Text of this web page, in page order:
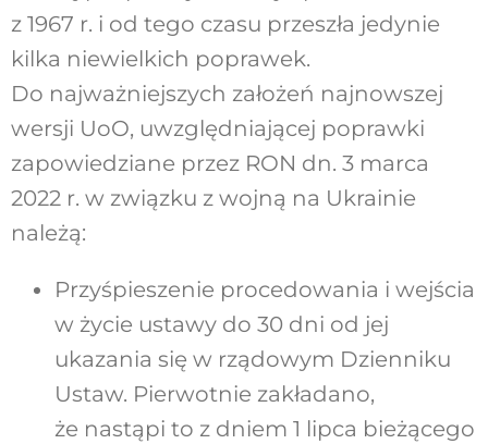
z 1967 r. i od tego czasu przeszła jedynie
kilka niewielkich poprawek.
Do najważniejszych założeń najnowszej
wersji UoO, uwzględniającej poprawki
zapowiedziane przez RON dn. 3 marca
2022 r. w związku z wojną na Ukrainie
należą:
Przyśpieszenie procedowania i wejścia
w życie ustawy do 30 dni od jej
ukazania się w rządowym Dzienniku
Ustaw. Pierwotnie zakładano,
że nastąpi to z dniem 1 lipca bieżącego